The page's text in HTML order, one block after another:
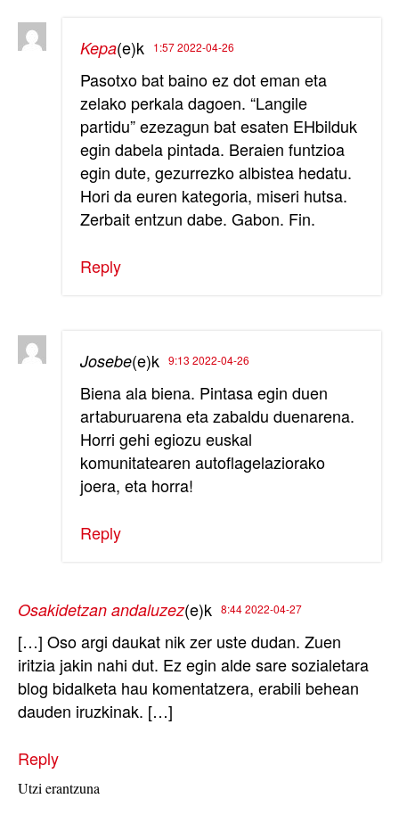
Kepa(e)k 1:57 2022-04-26
Pasotxo bat baino ez dot eman eta
zelako perkala dagoen. “Langile
partidu” ezezagun bat esaten EHbilduk
egin dabela pintada. Beraien funtzioa
egin dute, gezurrezko albistea hedatu.
Hori da euren kategoria, miseri hutsa.
Zerbait entzun dabe. Gabon. Fin.
Reply
Josebe(e)k 9:13 2022-04-26
Biena ala biena. Pintasa egin duen
artaburuarena eta zabaldu duenarena.
Horri gehi egiozu euskal
komunitatearen autoflagelaziorako
joera, eta horra!
Reply
Osakidetzan andaluzez(e)k 8:44 2022-04-27
[…] Oso argi daukat nik zer uste dudan. Zuen
iritzia jakin nahi dut. Ez egin alde sare sozialetara
blog bidalketa hau komentatzera, erabili behean
dauden iruzkinak. […]
Reply
Utzi erantzuna